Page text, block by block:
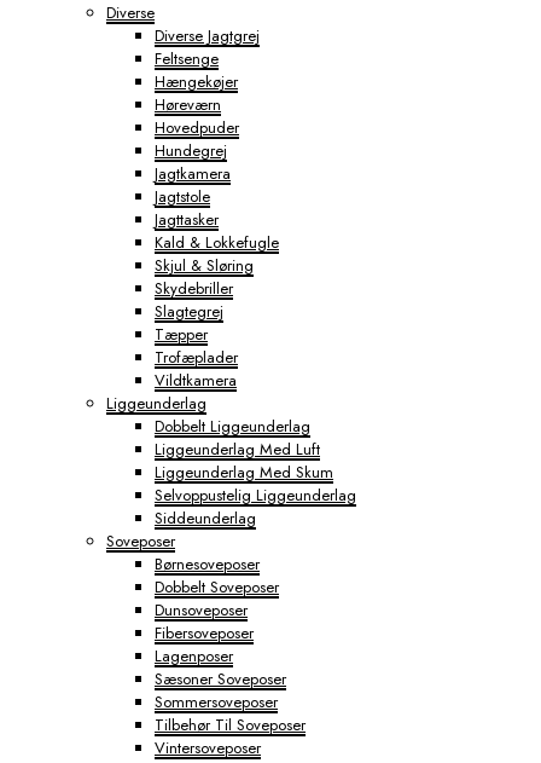
Diverse
Diverse Jagtgrej
Feltsenge
Hængekøjer
Høreværn
Hovedpuder
Hundegrej
Jagtkamera
Jagtstole
Jagttasker
Kald & Lokkefugle
Skjul & Sløring
Skydebriller
Slagtegrej
Tæpper
Trofæplader
Vildtkamera
Liggeunderlag
Dobbelt Liggeunderlag
Liggeunderlag Med Luft
Liggeunderlag Med Skum
Selvoppustelig Liggeunderlag
Siddeunderlag
Soveposer
Børnesoveposer
Dobbelt Soveposer
Dunsoveposer
Fibersoveposer
Lagenposer
Sæsoner Soveposer
Sommersoveposer
Tilbehør Til Soveposer
Vintersoveposer